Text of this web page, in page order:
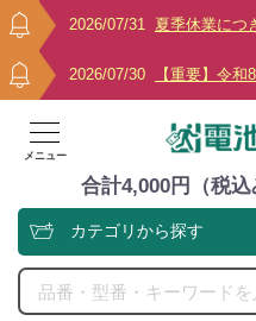
2026/07/31 夏季休業につ
2026/07/30 【重要】令
メニュー
合計4,000円（税